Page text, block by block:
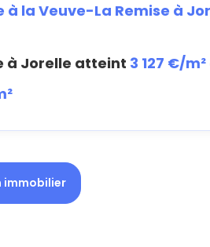
la Veuve-La Remise à
à Jorelle atteint 3 127 €/m²
immobilier